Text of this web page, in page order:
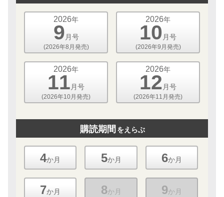
2026年
9 月号
(2026年8月発売)
2026年
10 月号
(2026年9月発売)
2026年
11 月号
(2026年10月発売)
2026年
12 月号
(2026年11月発売)
購読期間 をえらぶ
4か月 5か月 6か月
7か月 8か月 9か月